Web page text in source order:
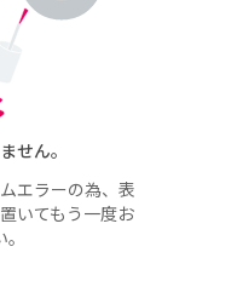
せん。
エラーの為、表
いてもう一度お